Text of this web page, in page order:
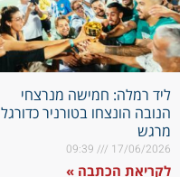
ליד רמלה: חמישה מנרצחי
הנובה הונצחו בטורניר כדורגל
מרגש
17/06/2026
לקריאת הכתבה »